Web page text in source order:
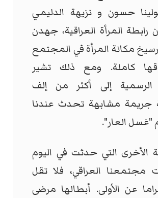
حسون و نزيهة الدليمي
رابطة المرأة العراقية، جهدن
مكانة المرأة في المجتمع
كاملة. ومع ذلك تشير
الرسمية إلى أكثر من إلف
جريمة مشابهة تحدث عندنا
"غسل العار".
الأخرى التي حدثت في اليوم
مجتمعنا العراقي، فلا تقل
عن الأولى. أبطالها مرضى